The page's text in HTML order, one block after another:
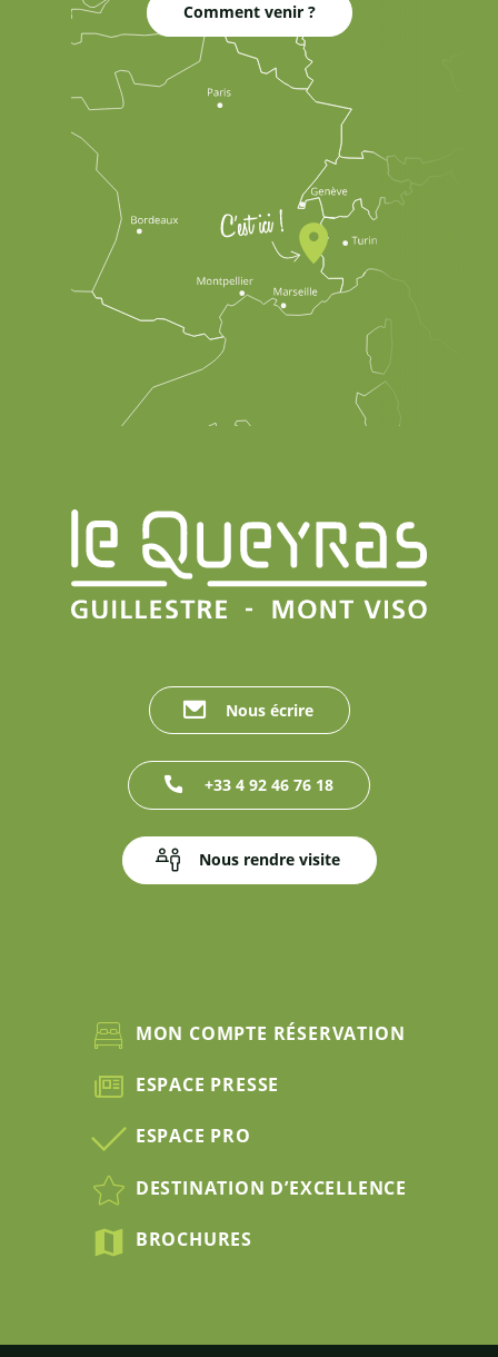
Comment venir ?
Nous écrire
+33 4 92 46 76 18
Nous rendre visite
MON COMPTE RÉSERVATION
ESPACE PRESSE
ESPACE PRO
DESTINATION D’EXCELLENCE
BROCHURES